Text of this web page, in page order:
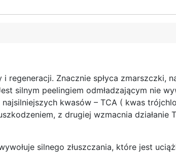
Znacznie spłyca zmarszczki,
silnym peelingiem odmładzającym nie
kwasów – TCA ( kwas
z drugiej wzmacnia działanie
silnego złuszczania, które jest